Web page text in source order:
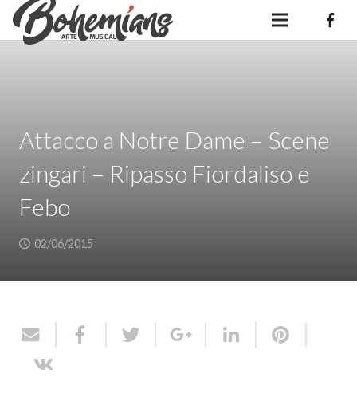
Attacco a Notre Dame – Scene
zingari – Ripasso Fiordaliso e
Febo
02/06/2015